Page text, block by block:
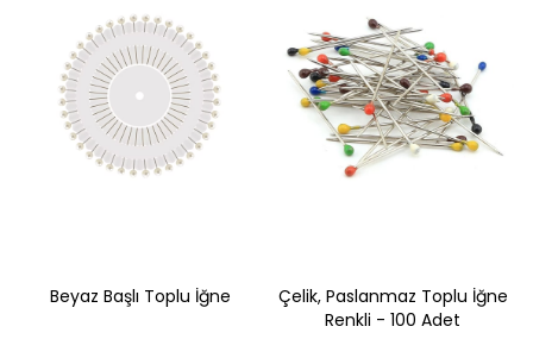
Beyaz Başlı Toplu İğne
Çelik, Paslanmaz Toplu İğne
Renkli - 100 Adet